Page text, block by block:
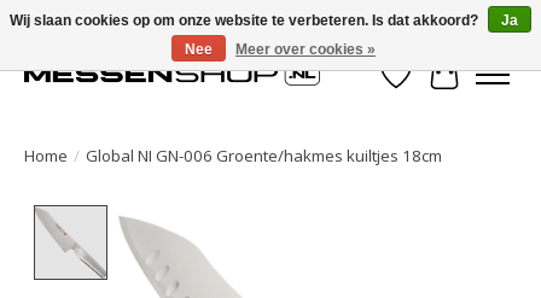
Verlanglijst
Home / Global NI GN-006 Groente/hakmes kuiltjes 18cm
Product image slideshow Items
Wij slaan cookies op om onze website te verbeteren. Is dat akkoord?
Ja
Nee
Meer over cookies »